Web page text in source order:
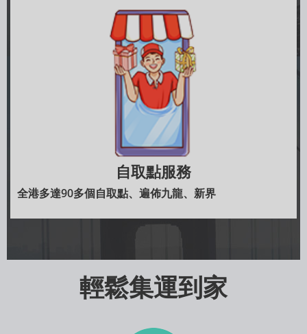
自取點服務
全港多達90多個自取點、遍佈九龍、新界
輕鬆集運到家